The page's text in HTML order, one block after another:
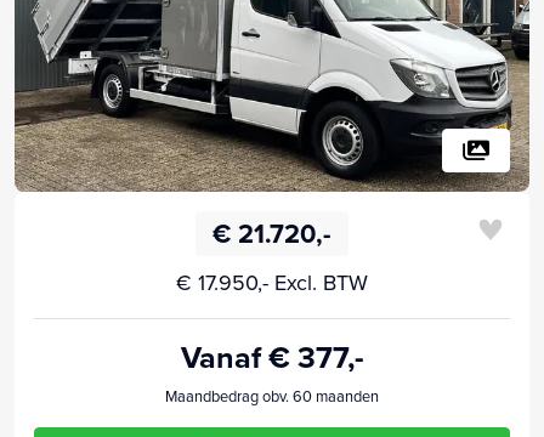
€ 21.720,-
€ 17.950,- Excl. BTW
Vanaf € 377,-
Maandbedrag obv. 60 maanden